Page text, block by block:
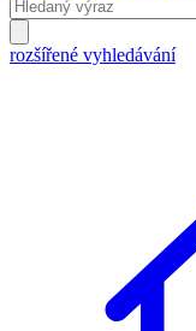
rozšířené vyhledávání